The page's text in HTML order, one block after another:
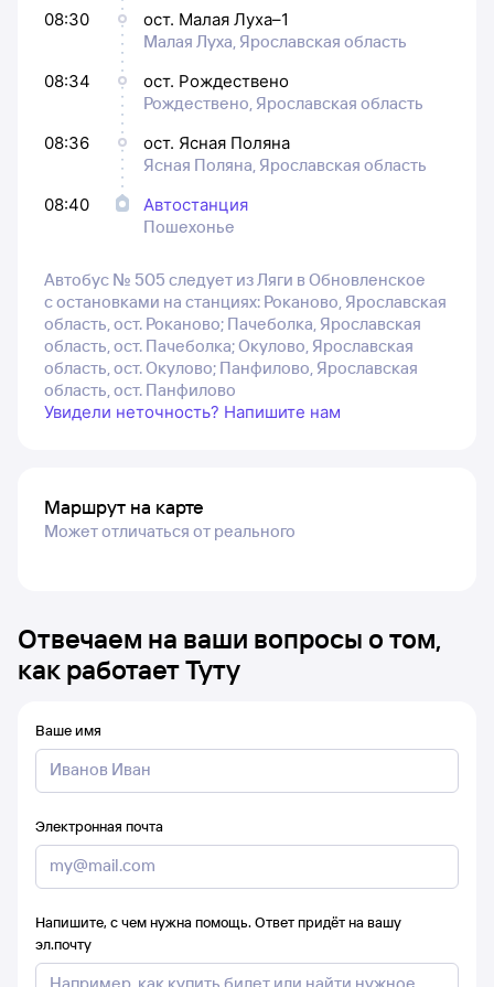
08:30
ост. Малая Луха–1
Малая Луха, Ярославская область
08:34
ост. Рождествено
Рождествено, Ярославская область
08:36
ост. Ясная Поляна
Ясная Поляна, Ярославская область
08:40
Автостанция
Пошехонье
Автобус № 505 следует из Ляги в Обновленское
с остановками на станциях: Роканово, Ярославская
область, ост. Роканово; Пачеболка, Ярославская
область, ост. Пачеболка; Окулово, Ярославская
область, ост. Окулово; Панфилово, Ярославская
область, ост. Панфилово
Увидели неточность? Напишите нам
Маршрут на карте
Может отличаться от реального
Отвечаем на ваши вопросы о том,
как работает Туту
Ваше имя
Электронная почта
Напишите, с чем нужна помощь. Ответ придёт на вашу
эл.почту